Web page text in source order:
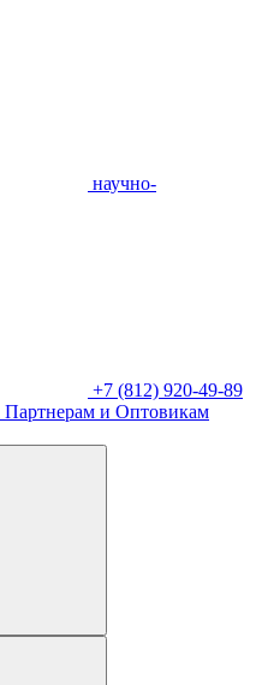
научно-
+7 (812) 920-49-89
Партнерам и Оптовикам